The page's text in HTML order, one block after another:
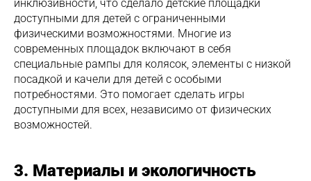
инклюзивности, что сделало детские площадки
доступными для детей с ограниченными
физическими возможностями. Многие из
современных площадок включают в себя
специальные рампы для колясок, элементы с низкой
посадкой и качели для детей с особыми
потребностями. Это помогает сделать игры
доступными для всех, независимо от физических
возможностей.
3. Материалы и экологичность